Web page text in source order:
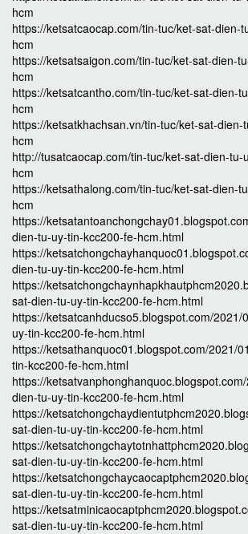
hcm
https://ketsatcaocap.com/tin-tuc/ket-sat-dien-
hcm
https://ketsatsaigon.com/tin-tuc/ket-sat-dien-
hcm
https://ketsatcantho.com/tin-tuc/ket-sat-dien-
hcm
https://ketsatkhachsan.vn/tin-tuc/ket-sat-
hcm
http://tusatcaocap.com/tin-tuc/ket-sat-dien-tu-
hcm
https://ketsathalong.com/tin-tuc/ket-sat-dien-
hcm
https://
dien-tu-uy-tin-kcc200-fe-hcm.html
https://
dien-tu-uy-tin-kcc200-fe-hcm.html
https://
sat-dien-tu-uy-tin-kcc200-fe-hcm.html
https://ketsatcanhducso5.blogspot.com/2021/
uy-tin-kcc200-fe-hcm.html
https://ketsathanquoc01.blogspot.com/2021/
tin-kcc200-fe-hcm.html
https://
dien-tu-uy-tin-kcc200-fe-hcm.html
https://
sat-dien-tu-uy-tin-kcc200-fe-hcm.html
https://
sat-dien-tu-uy-tin-kcc200-fe-hcm.html
https://
sat-dien-tu-uy-tin-kcc200-fe-hcm.html
https://
sat-dien-tu-uy-tin-kcc200-fe-hcm.html